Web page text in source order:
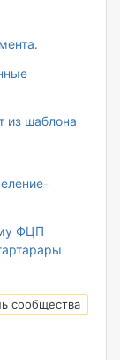
из шаблона
ФЦП
сообщества